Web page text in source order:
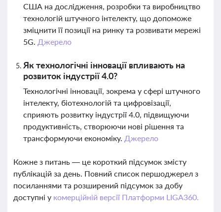
США на дослідження, розробки та виробництво
технологій штучного інтелекту, що допоможе
зміцнити її позиції на ринку та розвивати мережі
5G. Джерело
Як технологічні інновації впливають на
розвиток індустрії 4.0?
Технологічні інновації, зокрема у сфері штучного
інтелекту, біотехнологій та цифровізації,
сприяють розвитку індустрії 4.0, підвищуючи
продуктивність, створюючи нові рішення та
трансформуючи економіку. Джерело
Кожне з питань — це короткий підсумок змісту
публікацій за день. Повний список першоджерел з
посиланнями та розширений підсумок за добу
доступні у комерційній версії Платформи LIGA360.